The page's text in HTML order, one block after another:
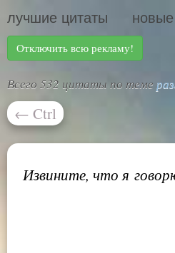
лучшие цитаты новые
Отключить всю рекламу!
Всего 532 цитаты по теме
← Ctrl
Извините, что я